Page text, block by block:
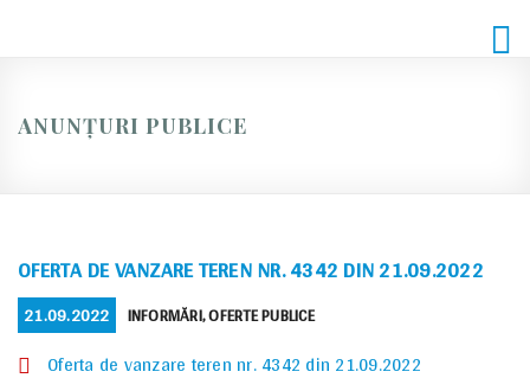
ANUNȚURI PUBLICE
OFERTA DE VANZARE TEREN NR. 4342 DIN 21.09.2022
POSTED
ON
21.09.2022 CATEGORIES
INFORMĂRI,OFERTE PUBLICE
Oferta de vanzare teren nr. 4342 din 21.09.2022